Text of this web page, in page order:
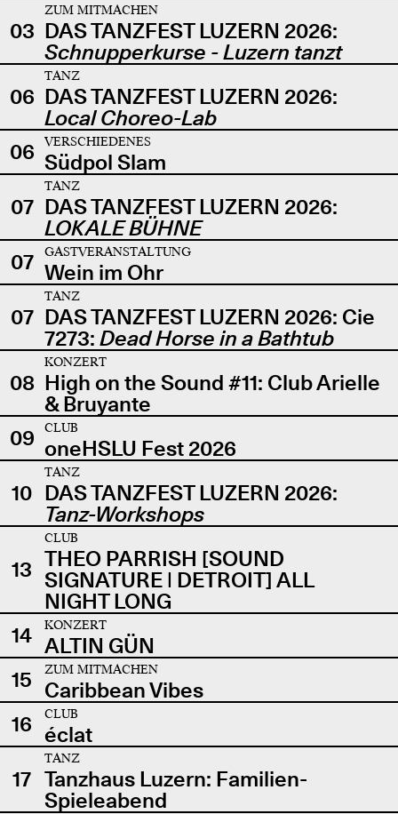
03
ZUM MITMACHEN
DAS TANZFEST LUZERN 2026:
Schnupperkurse - Luzern tanzt
06
TANZ
DAS TANZFEST LUZERN 2026:
Local Choreo-Lab
06
VERSCHIEDENES
Südpol Slam
07
TANZ
DAS TANZFEST LUZERN 2026:
LOKALE BÜHNE
07
GASTVERANSTALTUNG
Wein im Ohr
07
TANZ
DAS TANZFEST LUZERN 2026: Cie
7273: Dead Horse in a Bathtub
08
KONZERT
High on the Sound #11: Club Arielle
& Bruyante
09
CLUB
oneHSLU Fest 2026
10
TANZ
DAS TANZFEST LUZERN 2026:
Tanz-Workshops
13
CLUB
THEO PARRISH [SOUND
SIGNATURE | DETROIT] ALL
NIGHT LONG
14
KONZERT
ALTIN GÜN
15
ZUM MITMACHEN
Caribbean Vibes
16
CLUB
éclat
17
TANZ
Tanzhaus Luzern: Familien-
Spieleabend